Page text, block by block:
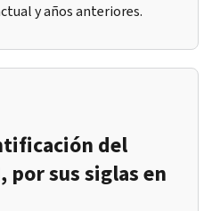
y años anteriores.
del
por sus siglas en